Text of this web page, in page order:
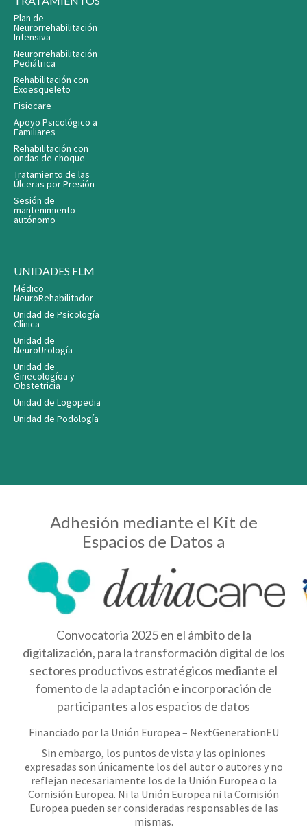
Plan de
Neurorrehabilitación
Intensiva
Neurorrehabilitación
Pediátrica
Rehabilitación con
Exoesqueleto
Fisiocare
Apoyo Psicológico a
Familiares
Rehabilitación con
ondas de choque
Tratamiento de las
Úlceras por Presión
Sesión de
mantenimiento
autónomo
UNIDADES FLM
Médico
NeuroRehabilitador
Unidad de Psicología
Clínica
Unidad de
NeuroUrología
Unidad de
Ginecologíoa y
Obstetricia
Unidad de Logopedia
Unidad de Podología
Adhesión mediante el Kit de
Espacios de Datos a
Convocatoria 2025 en el ámbito de la
digitalización, para la transformación digital de los
sectores productivos estratégicos mediante el
fomento de la adaptación e incorporación de
participantes a los espacios de datos
Financiado por la Unión Europea – NextGenerationEU
Sin embargo, los puntos de vista y las opiniones
expresadas son únicamente los del autor o autores y no
reflejan necesariamente los de la Unión Europea o la
Comisión Europea. Ni la Unión Europea ni la Comisión
Europea pueden ser consideradas responsables de las
mismas.